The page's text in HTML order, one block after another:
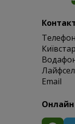
Київстар
Лайфсел
Email